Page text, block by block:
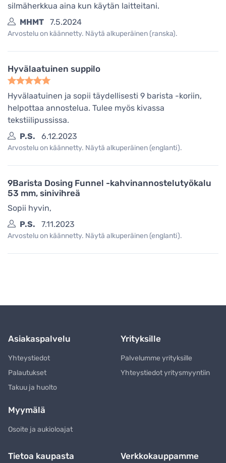
silmäherkkua aina kun käytän laitteitani.
MHMT
7.5.2024
Arvostelu on käännetty. Näytä alkuperäinen (ranska).
Hyvälaatuinen suppilo
Hyvälaatuinen ja sopii täydellisesti 9 barista -koriin,
helpottaa annostelua. Tulee myös kivassa
tekstiilipussissa.
P.S.
6.12.2023
Arvostelu on käännetty. Näytä alkuperäinen (englanti).
9Barista Dosing Funnel -kahvinannostelutyökalu
53 mm, sinivihreä
Sopii hyvin,
P.S.
7.11.2023
Arvostelu on käännetty. Näytä alkuperäinen (englanti).
Asiakaspalvelu
Yhteystiedot
Palautukset
Takuu ja huolto
Yrityksille
Palvelumme yrityksille
Yhteystiedot yritysmyyntiin
Myymälä
Osoite ja aukioloajat
Tietoa kaupasta Verkkokauppamme